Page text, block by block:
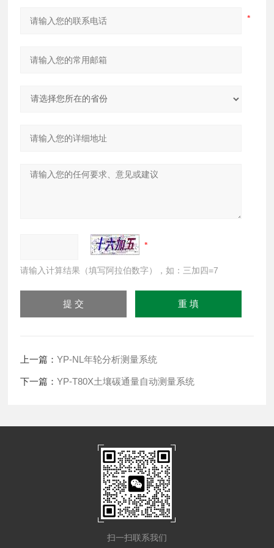
请输入计算结果（填写阿拉伯数字），如：三加四=7
上一篇：YP-NL年轮分析测量系统
下一篇：YP-T80X土壤碳通量自动测量系统
扫一扫联系我们